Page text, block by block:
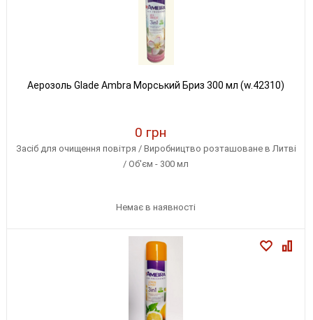
Аерозоль Glade Ambra Морський Бриз 300 мл (w.42310)
0 грн
Засіб для очищення повітря / Виробництво розташоване в Литві
/ Об'єм - 300 мл
Немає в наявності